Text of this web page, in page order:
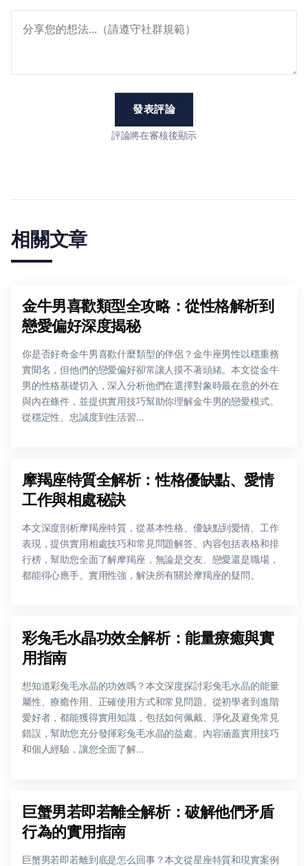
發表評論
評論將在審核後顯示
相關文章
金牛男喜歡類型全攻略：從性格解析到
戀愛偏好深度揭秘
你是否好奇金牛男喜歡什麼類型的伴侶？金牛座男性以穩重務
實聞名，但他們的戀愛偏好卻常讓人摸不著頭緒。本文從金牛
男的性格基礎切入，深入分析他們在選擇對象時最在意的外在
與內在條件，並提供實用技巧幫助你理解金牛男的戀愛模式。
從穩定性、忠誠度到生活習...
摩羯座特質全解析：性格優缺點、愛情
工作與相處秘訣
本文深度剖析摩羯座特質，從基本性格、優缺點到愛情、工作
表現，提供實用相處技巧和常見問題解答。內容包括表格和排
行榜，幫助您全面了解摩羯座，無論是交友、戀愛還是職場，
都能得心應手。實用性強，解決所有關於摩羯座的疑問。
彩兔毛水晶功效全解析：能量療癒與實
用指南
想知道彩兔毛水晶的功效嗎？本文深度探討彩兔毛水晶的能量
屬性、療癒作用、正確使用方式和常見問題。從初學者到進階
愛好者，都能獲得實用知識，包括如何佩戴、淨化及避免常見
錯誤，幫助您充分發揮彩兔毛水晶的益處。內容涵蓋實用技巧
和個人經驗，讓您全面了解...
巨蟹男若即若離全解析：破解他們矛盾
行為的實用指南
巨蟹男若即若離到底是怎么回事？本文從星座特質和現實案例